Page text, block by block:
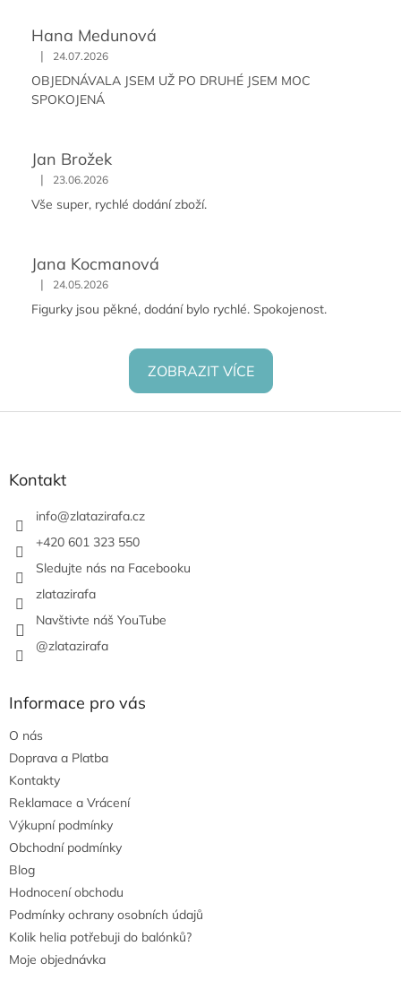
Hana Medunová
| 24.07.2026
OBJEDNÁVALA JSEM UŽ PO DRUHÉ JSEM MOC
SPOKOJENÁ
Jan Brožek
| 23.06.2026
Vše super, rychlé dodání zboží.
Jana Kocmanová
| 24.05.2026
Figurky jsou pěkné, dodání bylo rychlé. Spokojenost.
ZOBRAZIT VÍCE
Z
Kontakt
info@zlatazirafa.cz
+420 601 323 550
Sledujte nás na Facebooku
zlatazirafa
Navštivte náš YouTube
@zlatazirafa
Informace pro vás
O nás
Doprava a Platba
Kontakty
Reklamace a Vrácení
Výkupní podmínky
Obchodní podmínky
Blog
Hodnocení obchodu
Podmínky ochrany osobních údajů
Kolik helia potřebuji do balónků?
Moje objednávka